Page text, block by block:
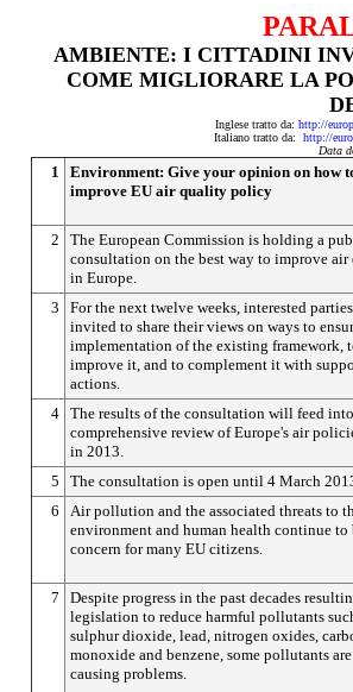
AMBIENTE: I CITTADINI
COME MIGLIORARE LA
Inglese tratto da: http://
Italiano tratto da: http://
Data
1
Environment: Give your opinion on how
improve EU air quality policy
2
The European Commission is holding a
consultation on the best way to improve
in Europe.
3
For the next twelve weeks, interested
invited to share their views on ways to
implementation of the existing framework,
improve it, and to complement it with
actions.
4 The results of the consultation will feed
comprehensive review of Europe's air
in 2013.
5
The consultation is open until 4 March
6
Air pollution and the associated threats to
environment and human health continue to
concern for many EU citizens.
7
Despite progress in the past decades
legislation to reduce harmful pollutants
sulphur dioxide, lead, nitrogen oxides,
monoxide and benzene, some pollutants
causing problems.